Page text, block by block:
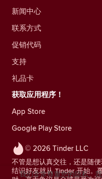
© 2026 Tinder LLC
不管是想认真交往，还是随
结识好友就从 Tinder 开始。
新闻中心
联系方式
促销代码
支持
礼品卡
获取应用程序！
App Store
Google Play Store
我们非常尊重您的隐私。